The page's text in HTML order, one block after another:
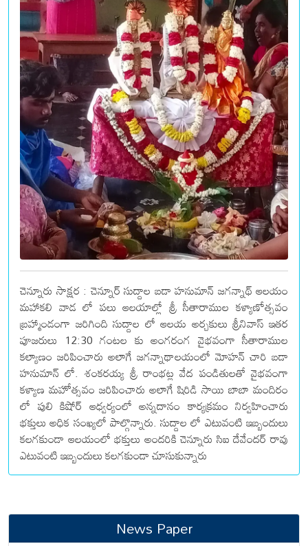
చెన్నూరు సాక్షర : చెన్నూర్ సుద్దాల బడా హనుమాన్ జగన్నాథ్ ఆలయం
మహాకలి వాడ లో పలు ఆలయాల్లో శ్రీ సీతారాముల కళ్యాణోత్సవం
బ్రహ్మాండంగా జరిగింది సుద్దాల లో ఆలయ అర్చకులు శ్రీనివాస్ ఇతర
పూజరులు 12:30 గంటల కు అంగరంగ వైభవంగా సీతారాముల
కల్యాణం జరిపించారు అలాగే జగన్నాథాలయంలో మోహన్ చారి బడా
హనుమాన్ లో. శంకరయ్య శ్రీ రాంభట్ల వేద పండితులతో వైభవంగా
కళ్యాణ మహోత్సవం జరిపించారు అలాగే షిరిడి సాయి బాబా మందిరం
లో పులి కిషోర్ ఆధ్వర్యంలో అన్నదానం కార్యక్రమం నిర్వహించారు
భక్తులు అధిక సంఖ్యలో పాల్గొన్నారు. సుద్దాల లో ఎటువంటి ఇబ్బందులు
కలగకుండా ఆలయంలో భక్తులు అందరికి చెన్నూరు సిఐ దేవేందర్ రావు
ఎటువంటి ఇబ్బందులు కలగకుండా చూసుకున్నారు
News Paper